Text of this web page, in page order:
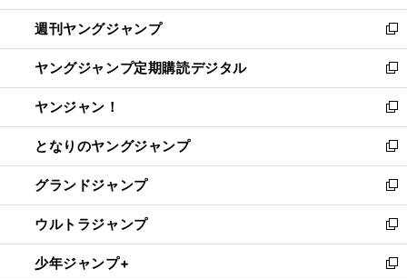
開
く
ウ
で
開
く
ン
ド
ウ
で
開
く
ウ
ィ
ン
ド
ウ
で
開
く
週刊ヤングジャンプ
新
し
い
ウ
ィ
ン
ド
ウ
で
開
く
ヤングジャンプ定期購読デジタル
新
し
い
ウ
ィ
ン
ド
ウ
で
開
く
ヤンジャン！
新
し
い
ウ
ィ
ン
ド
ウ
で
となりのヤングジャンプ
新
し
い
ウ
ィ
ン
ド
グランドジャンプ
新
し
い
ウ
ィ
ウルトラジャンプ
新
し
い
少年ジャンプ+
新